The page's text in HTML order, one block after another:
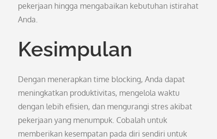
pekerjaan hingga mengabaikan kebutuhan istirahat
Anda.
Kesimpulan
Dengan menerapkan time blocking, Anda dapat
meningkatkan produktivitas, mengelola waktu
dengan lebih efisien, dan mengurangi stres akibat
pekerjaan yang menumpuk. Cobalah untuk
memberikan kesempatan pada diri sendiri untuk